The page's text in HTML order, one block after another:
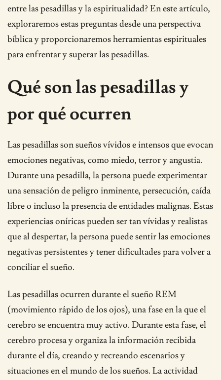
entre las pesadillas y la espiritualidad? En este artículo,
exploraremos estas preguntas desde una perspectiva
bíblica y proporcionaremos herramientas espirituales
para enfrentar y superar las pesadillas.
Qué son las pesadillas y
por qué ocurren
Las pesadillas son sueños vívidos e intensos que evocan
emociones negativas, como miedo, terror y angustia.
Durante una pesadilla, la persona puede experimentar
una sensación de peligro inminente, persecución, caída
libre o incluso la presencia de entidades malignas. Estas
experiencias oníricas pueden ser tan vívidas y realistas
que al despertar, la persona puede sentir las emociones
negativas persistentes y tener dificultades para volver a
conciliar el sueño.
Las pesadillas ocurren durante el sueño REM
(movimiento rápido de los ojos), una fase en la que el
cerebro se encuentra muy activo. Durante esta fase, el
cerebro procesa y organiza la información recibida
durante el día, creando y recreando escenarios y
situaciones en el mundo de los sueños. La actividad